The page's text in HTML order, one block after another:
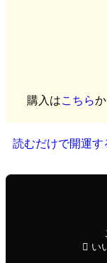
購入はこちら
読むだけで開運す
い